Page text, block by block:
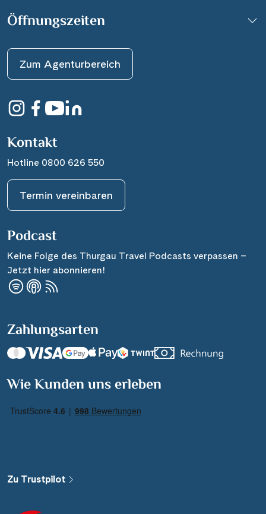
Öffnungszeiten
Zum Agenturbereich
Kontakt
Hotline 0800 626 550
Termin vereinbaren
Podcast
Keine Folge des Thurgau Travel Podcasts verpassen –
Jetzt hier abonnieren!
Zahlungsarten
Wie Kunden uns erleben
Zu Trustpilot